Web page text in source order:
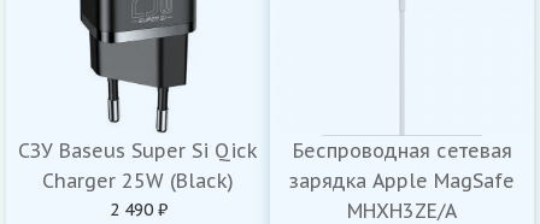
СЗУ Baseus Super Si Qick
Charger 25W (Black)
2 490 ₽
Беспроводная сетевая
зарядка Apple MagSafe
MHXH3ZE/A